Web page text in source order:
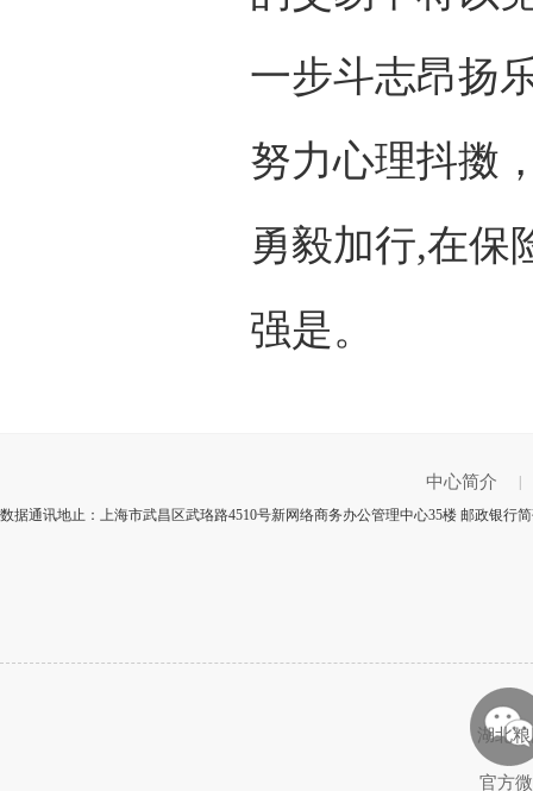
一步斗志昂扬
努力心理抖擞
勇毅加行,在保
强是。
中心简介
数据通讯地止：上海市武昌区武珞路4510号新网络商务办公管理中心35楼 邮政银行
湖北
官方